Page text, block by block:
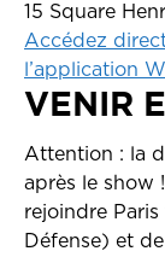
15 Square
Accédez
l’application
VENIR
Attention : la
après le show
rejoindre
Défense) et